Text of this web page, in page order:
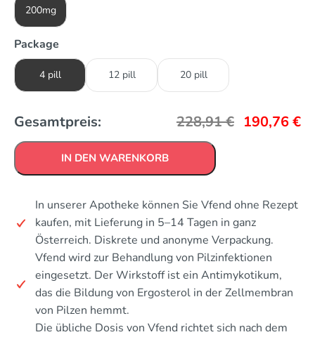
200mg
Package
4 pill 12 pill 20 pill
Gesamtpreis: 228,91€ 190,76€
IN DEN WARENKORB
In unserer Apotheke können Sie Vfend ohne Rezept
kaufen, mit Lieferung in 5–14 Tagen in ganz
Österreich. Diskrete und anonyme Verpackung.
Vfend wird zur Behandlung von Pilzinfektionen
eingesetzt. Der Wirkstoff ist ein Antimykotikum,
das die Bildung von Ergosterol in der Zellmembran
von Pilzen hemmt.
Die übliche Dosis von Vfend richtet sich nach dem